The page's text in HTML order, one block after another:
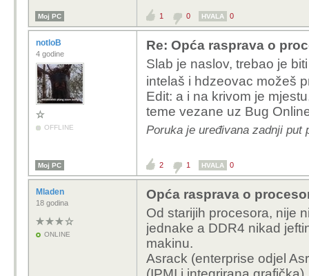
državotvorna stranka,
agenti beograda...
Moj PC 1 0 HVALA 0
notloB
4 godine
OFFLINE
Re: Opća rasprava o
Slab je naslov, trebao je
intelaš i hdzeovac možeš
Edit: a i na krivom je
teme vezane uz Bug
Poruka je uređivana zadnji put
Moj PC 2 1 HVALA 0
Mladen
18 godina
ONLINE
Opća rasprava o
Od starijih procesora, nije
jednake a DDR4 nikad
makinu.
Asrack (enterprise odjel